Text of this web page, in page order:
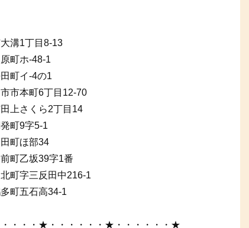
溝1丁目8-13
町ホ-48-1
町イ-4の1
市本町6丁目12-70
上さくら2丁目14
町9字5-1
町ほ部34
乙坂39字1番
字三反田中216-1
五石高34-1
・・・★・・・・・・★・・・・・・★